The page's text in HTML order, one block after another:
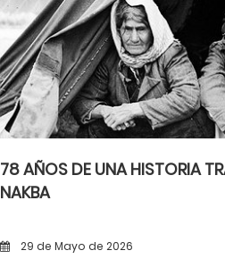
78 AÑOS DE UNA HISTORIA
NAKBA
29 de Mayo de 2026